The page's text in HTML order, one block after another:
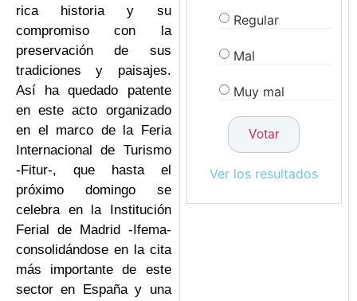
rica historia y su
compromiso con la
preservación de sus
tradiciones y paisajes.
Así ha quedado patente
en este acto organizado
en el marco de la Feria
Internacional de Turismo
-Fitur-, que hasta el
próximo domingo se
celebra en la Institución
Ferial de Madrid -Ifema-
consolidándose en la cita
más importante de este
sector en España y una
Regular
Mal
Muy mal
Ver los resultados